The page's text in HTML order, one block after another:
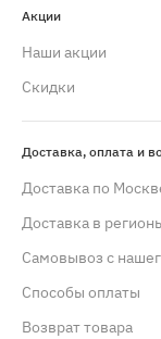
Акции
Наши акции
Скидки
Доставка, оплата и
Доставка по
Доставка в
Самовывоз с
Способы оплаты
Возврат товара